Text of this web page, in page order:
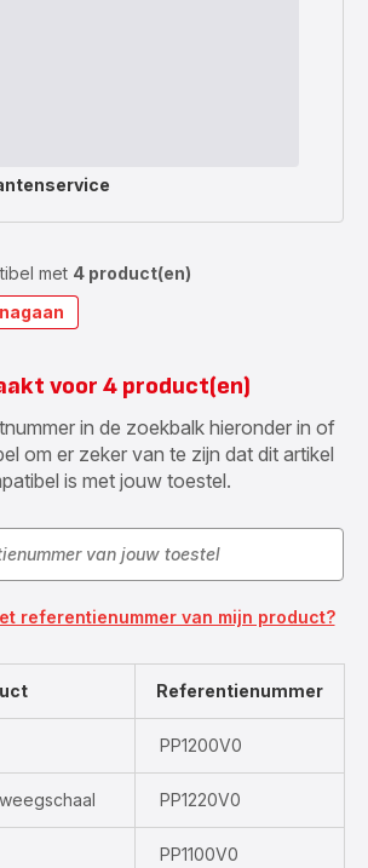
met 4 product(en)
voor 4 product(en)
in de zoekbalk hieronder in of
om er zeker van te zijn dat dit artikel
is met jouw toestel.
referentienummer van mijn product?
Referentienummer
PP1200V0
PP1220V0
PP1100V0